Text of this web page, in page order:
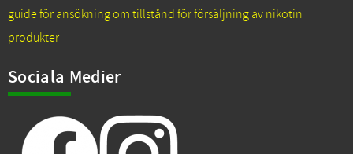
guide för ansökning om tillstånd för försäljning av nikotin
produkter
Sociala Medier